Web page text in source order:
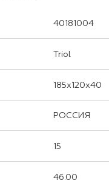
40181004
Triol
185x120x40
РОССИЯ
15
46.00